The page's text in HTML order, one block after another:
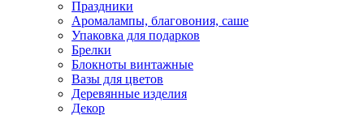
Праздники
Аромалампы, благовония, саше
Упаковка для подарков
Брелки
Блокноты винтажные
Вазы для цветов
Деревянные изделия
Декор